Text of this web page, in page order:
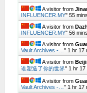
A visitor from
INFLUENCER.MY" 55
A visitor from
INFLUENCER.MY" 56
A visitor from
Vault Archives -… " 1 hr 17
A visitor from
谁塑造了你的世界" 1 hr 17
A visitor from
Vault Archives -… " 1 hr 17